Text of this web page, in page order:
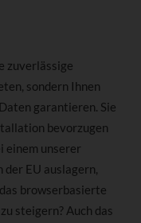
zuverlässige
sondern Ihnen
garantieren. Sie
bevorzugen
einem unserer
EU auslagern,
browserbasierte
steigern? Auch das